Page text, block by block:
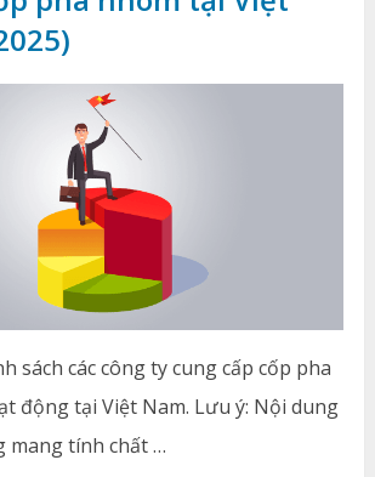
sách các công ty cung cấp cốp pha
động tại Việt Nam. Lưu ý: Nội dung
mang tính chất …